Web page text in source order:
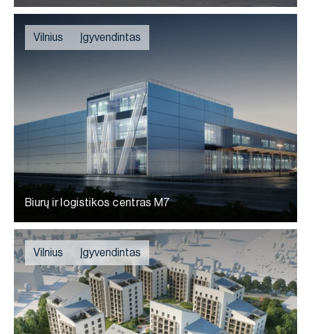
Vilnius Įgyvendintas
Biurų ir logistikos centras M7
Vilnius Įgyvendintas